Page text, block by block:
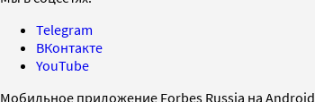
Telegram
ВКонтакте
YouTube
Мобильное приложение Forbes Russia на Android